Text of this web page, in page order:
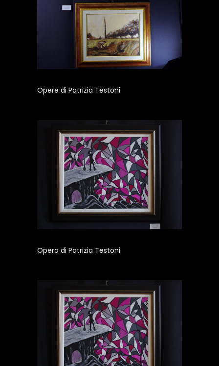
Opere di Patrizia Testoni
Opera di Patrizia Testoni